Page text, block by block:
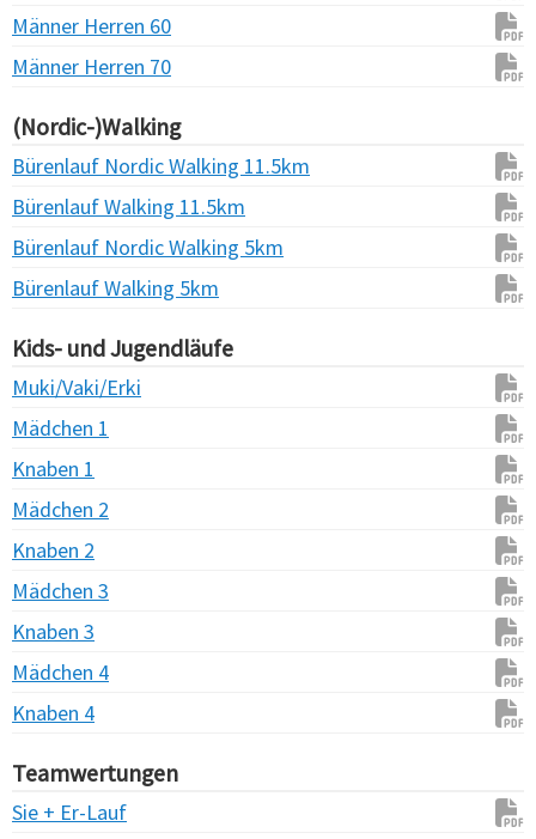
Männer Herren 60
Männer Herren 70
(Nordic-)Walking
Bürenlauf Nordic Walking 11.5km
Bürenlauf Walking 11.5km
Bürenlauf Nordic Walking 5km
Bürenlauf Walking 5km
Kids- und Jugendläufe
Muki/Vaki/Erki
Mädchen 1
Knaben 1
Mädchen 2
Knaben 2
Mädchen 3
Knaben 3
Mädchen 4
Knaben 4
Teamwertungen
Sie + Er-Lauf